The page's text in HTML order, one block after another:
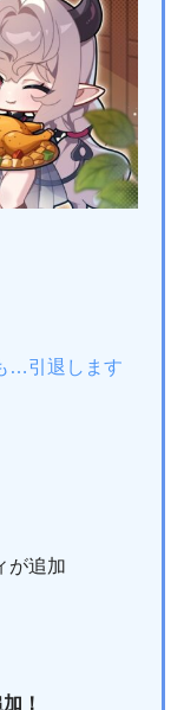
…引退します
が追加
！